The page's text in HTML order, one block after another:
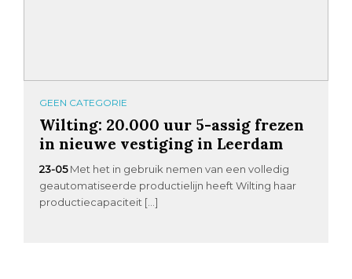
GEEN CATEGORIE
Wilting: 20.000 uur 5-assig frezen
in nieuwe vestiging in Leerdam
23-05 Met het in gebruik nemen van een volledig
geautomatiseerde productielijn heeft Wilting haar
productiecapaciteit […]